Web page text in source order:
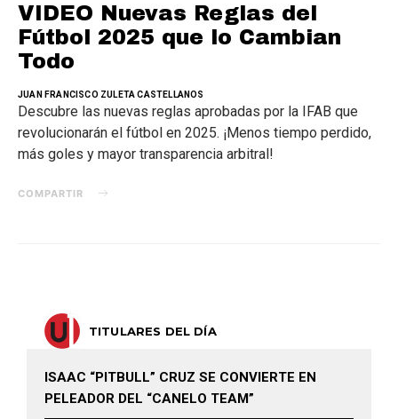
VIDEO Nuevas Reglas del
Fútbol 2025 que lo Cambian
Todo
JUAN FRANCISCO ZULETA CASTELLANOS
Descubre las nuevas reglas aprobadas por la IFAB que
revolucionarán el fútbol en 2025. ¡Menos tiempo perdido,
más goles y mayor transparencia arbitral!
COMPARTIR
TITULARES DEL DÍA
ISAAC “PITBULL” CRUZ SE CONVIERTE EN
PELEADOR DEL “CANELO TEAM”